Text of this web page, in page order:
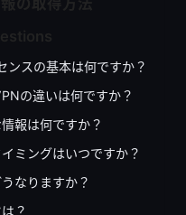
スの基本は何ですか？
の違いは何ですか？
報は何ですか？
ミングはいつですか？
なりますか？
？